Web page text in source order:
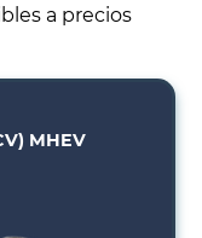
a precios
MHEV